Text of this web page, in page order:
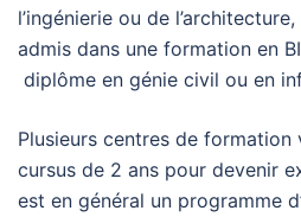
l’ingénierie ou de
admis dans une formation en
diplôme en génie civil ou en
Plusieurs centres de
cursus de 2 ans pour devenir
est en général un programme